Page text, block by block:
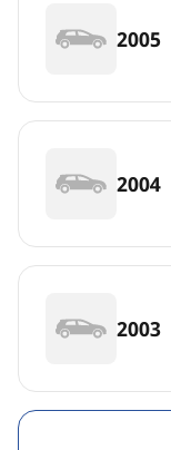
2005
2004
2003